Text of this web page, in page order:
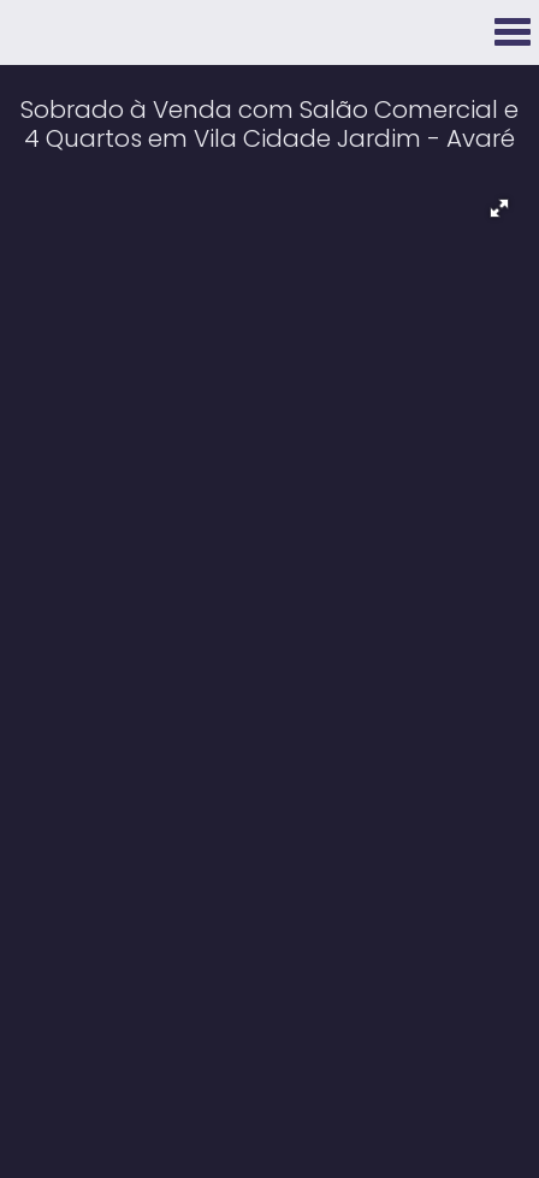
Sobrado à Venda com Salão Comercial e
4 Quartos em Vila Cidade Jardim - Avaré